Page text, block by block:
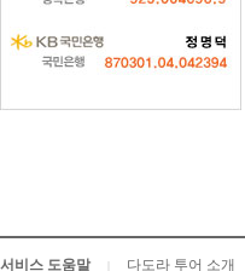
서비스 도움말 다도라 투어 소개